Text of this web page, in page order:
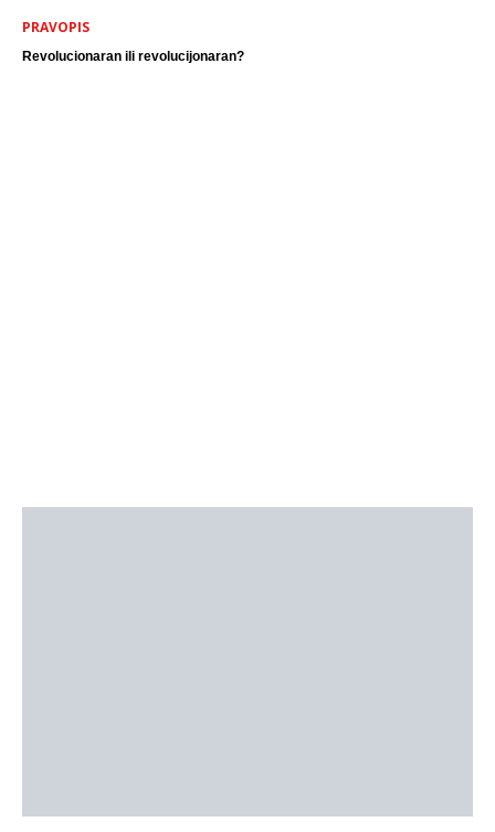
PRAVOPIS
Revolucionaran ili revolucijonaran?